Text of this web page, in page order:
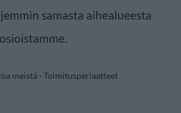
samasta aihealueesta
meistä · Toimitusperiaatteet